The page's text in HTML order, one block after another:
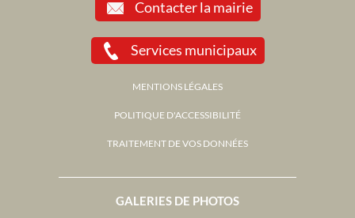
GALERIES DE PHOTOS
Contacter la mairie
Services municipaux
MENTIONS LÉGALES
POLITIQUE D'ACCESSIBILITÉ
TRAITEMENT DE VOS DONNÉES